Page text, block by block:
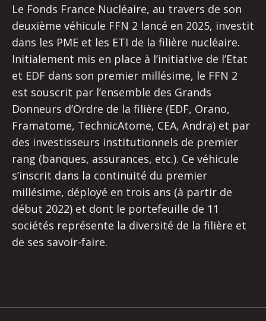
Le Fonds France Nucléaire, au travers de son
deuxième véhicule FFN 2 lancé en 2025, investit
dans les PME et les ETI de la filière nucléaire.
Initialement mis en place à l’initiative de l’Etat
et EDF dans son premier millésime, le FFN 2
est souscrit par l’ensemble des Grands
Donneurs d’Ordre de la filière (EDF, Orano,
Framatome, TechnicAtome, CEA, Andra) et par
des investisseurs institutionnels de premier
rang (banques, assurances, etc.). Ce véhicule
s’inscrit dans la continuité du premier
millésime, déployé en trois ans (à partir de
début 2022) et dont le portefeuille de 11
sociétés représente la diversité de la filière et
de ses savoir-faire.